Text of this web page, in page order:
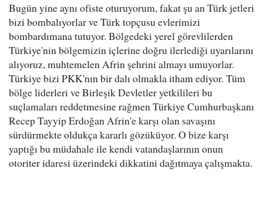
Bugün yine aynı ofiste oturuyorum, fakat şu an Türk jetleri
bizi bombalıyorlar ve Türk topçusu evlerimizi
bombardımana tutuyor. Bölgedeki yerel görevlilerden
Türkiye'nin bölgemizin içlerine doğru ilerlediği uyarılarını
alıyoruz, muhtemelen Afrin şehrini almayı umuyorlar.
Türkiye bizi PKK'nın bir dalı olmakla itham ediyor. Tüm
bölge liderleri ve Birleşik Devletler yetkilileri bu
suçlamaları reddetmesine rağmen Türkiye Cumhurbaşkanı
Recep Tayyip Erdoğan Afrin'e karşı olan savaşını
sürdürmekte oldukça kararlı gözüküyor. O bize karşı
yaptığı bu müdahale ile kendi vatandaşlarının onun
otoriter idaresi üzerindeki dikkatini dağıtmaya çalışmakta.